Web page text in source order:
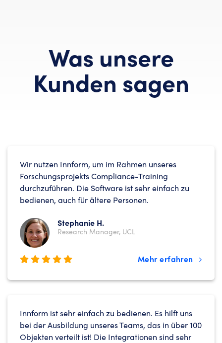
Was unsere
Kunden sagen
Wir nutzen Innform, um im Rahmen unseres
Forschungsprojekts Compliance-Training
durchzuführen. Die Software ist sehr einfach zu
bedienen, auch für ältere Personen.
Stephanie H.
Research Manager, UCL
Mehr erfahren
Innform ist sehr einfach zu bedienen. Es hilft uns
bei der Ausbildung unseres Teams, das in über 100
Objekten verteilt ist! Die Integrationen sind sehr